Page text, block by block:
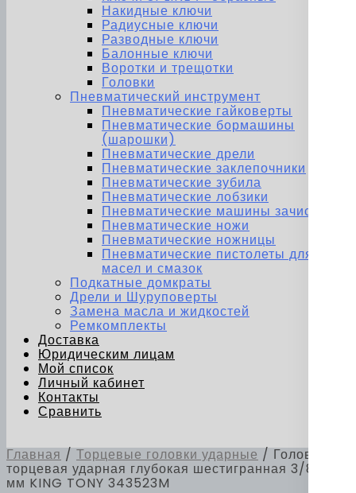
Накидные ключи
Радиусные ключи
Разводные ключи
Балонные ключи
Воротки и трещотки
Головки
Пневматический инструмент
Пневматические гайковерты
Пневматические бормашины
(шарошки)
Пневматические дрели
Пневматические заклепочники
Пневматические зубила
Пневматические лобзики
Пневматические машины зачистные
Пневматические ножи
Пневматические ножницы
Пневматические пистолеты для
масел и смазок
Подкатные домкраты
Дрели и Шуруповерты
Замена масла и жидкостей
Ремкомплекты
Доставка
Юридическим лицам
Мой список
Личный кабинет
Контакты
Сравнить
Главная / Торцевые головки ударные / Головка
торцевая ударная глубокая шестигранная 3/8", 23
мм KING TONY 343523M